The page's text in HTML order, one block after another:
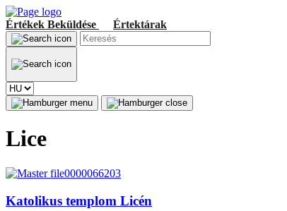
Értékek Beküldése Értektárak
Lice
Katolikus templom Licén